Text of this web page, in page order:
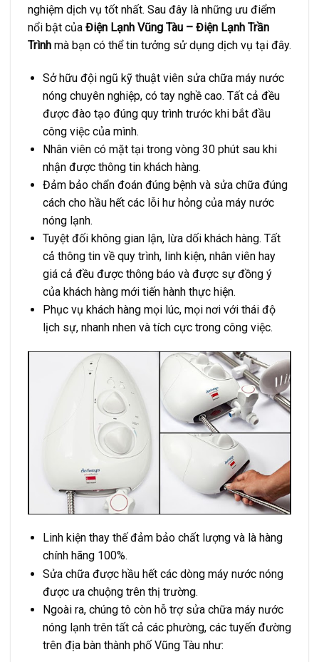
nghiệm dịch vụ tốt nhất. Sau đây là những ưu điểm
nổi bật của Điện Lạnh Vũng Tàu – Điện Lạnh Trần
Trình mà bạn có thể tin tưởng sử dụng dịch vụ tại đây.
Sở hữu đội ngũ kỹ thuật viên sửa chữa máy nước
nóng chuyên nghiệp, có tay nghề cao. Tất cả đều
được đào tạo đúng quy trình trước khi bắt đầu
công việc của mình.
Nhân viên có mặt tại trong vòng 30 phút sau khi
nhận được thông tin khách hàng.
Đảm bảo chẩn đoán đúng bệnh và sửa chữa đúng
cách cho hầu hết các lỗi hư hỏng của máy nước
nóng lạnh.
Tuyệt đối không gian lận, lừa dối khách hàng. Tất
cả thông tin về quy trình, linh kiện, nhân viên hay
giá cả đều được thông báo và được sự đồng ý
của khách hàng mới tiến hành thực hiện.
Phục vụ khách hàng mọi lúc, mọi nơi với thái độ
lịch sự, nhanh nhen và tích cực trong công việc.
Linh kiện thay thế đảm bảo chất lượng và là hàng
chính hãng 100%.
Sửa chữa được hầu hết các dòng máy nước nóng
được ưa chuộng trên thị trường.
Ngoài ra, chúng tô còn hỗ trợ sửa chữa máy nước
nóng lạnh trên tất cả các phường, các tuyến đường
trên địa bàn thành phố Vũng Tàu như: